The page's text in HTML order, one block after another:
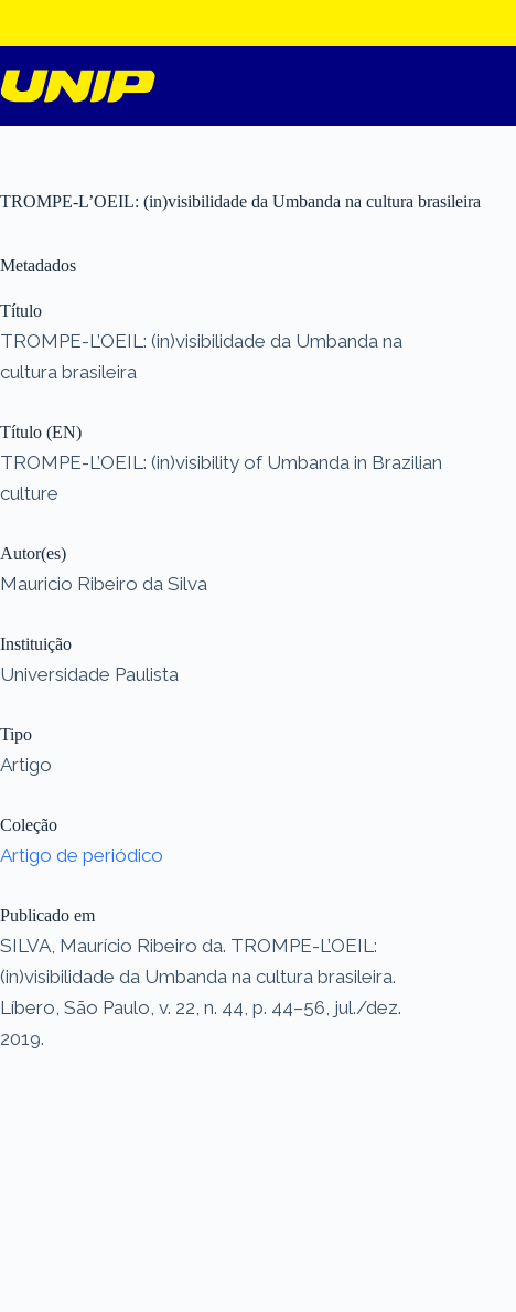
o
conteúdo
TROMPE-L’OEIL: (in)visibilidade da Umbanda na cultura brasileira
Metadados
Título
TROMPE-L’OEIL: (in)visibilidade da Umbanda na
cultura brasileira
Título (EN)
TROMPE-L’OEIL: (in)visibility of Umbanda in Brazilian
culture
Autor(es)
Mauricio Ribeiro da Silva
Instituição
Universidade Paulista
Tipo
Artigo
Coleção
Artigo de periódico
Publicado em
SILVA, Maurício Ribeiro da. TROMPE-L’OEIL:
(in)visibilidade da Umbanda na cultura brasileira.
Líbero, São Paulo, v. 22, n. 44, p. 44–56, jul./dez.
2019.